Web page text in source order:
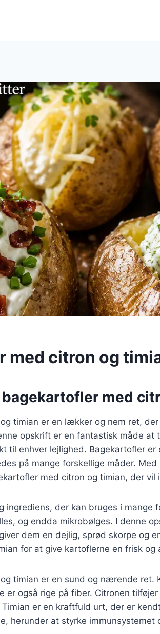
med citron og
med
timian er en lækker og nem ret,
opskrift er en fantastisk måde at
til enhver lejlighed. Bagekartofler
på mange forskellige måder.
med citron og timian, der
ingrediens, der kan bruges i mange
og endda mikrobølges. I denne
dem en dejlig, sprød skorpe og
for at give kartoflerne en frisk og
timian er en sund og nærende ret.
er også rige på fiber. Citronen
er en kraftfuld urt, der er
herunder at styrke immunsystemet